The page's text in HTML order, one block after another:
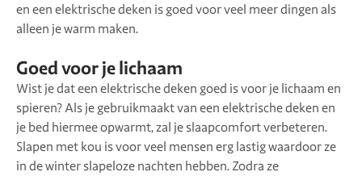
en een elektrische deken is goed voor veel meer dingen als
alleen je warm maken.
Goed voor je lichaam
Wist je dat een elektrische deken goed is voor je lichaam en
spieren? Als je gebruikmaakt van een elektrische deken en
je bed hiermee opwarmt, zal je slaapcomfort verbeteren.
Slapen met kou is voor veel mensen erg lastig waardoor ze
in de winter slapeloze nachten hebben. Zodra ze